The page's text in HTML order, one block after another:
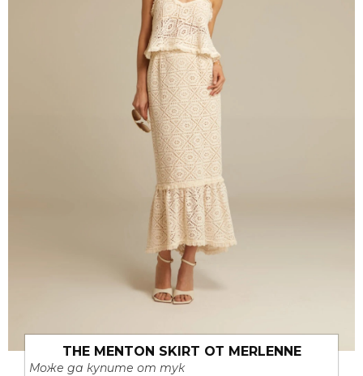
THE MENTON SKIRT ОТ MERLENNE
Може да купите от тук